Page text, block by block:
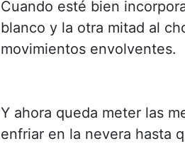
Cuando esté bien
blanco y la otra mitad al
movimientos envolventes.
Y ahora queda meter las
enfriar en la nevera hasta